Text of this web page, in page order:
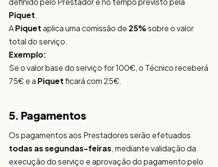
Piquet.
APiquetaplica uma comissão de 25%sobre o valor
total do serviço.
Exemplo:
Se o valor base do serviço for 100€, o Técnico receberá
75€ e a Piquetficará com 25€.
5. Pagamentos
Os pagamentos aos Prestadores serão efetuados
todas as segundas-feiras, mediante validação da
execução do serviço e aprovação do pagamento pelo